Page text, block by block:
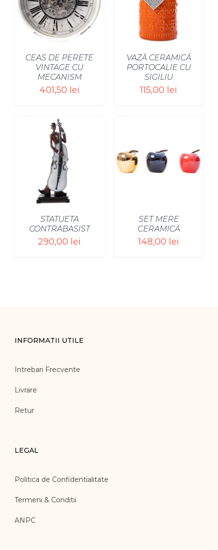
CEAS DE PERETE
VINTAGE CU
MECANISM
401,50 lei
/
VAZĂ CERAMICĂ
PORTOCALIE CU
SIGILIU
115,00 lei
STATUETA
CONTRABASIST
290,00 lei
SET MERE
CERAMICĂ
148,00 lei
INFORMATII UTILE
Intrebari Frecvente
Livrare
Retur
LEGAL
Politica de Confidentialitate
Termeni & Conditii
ANPC